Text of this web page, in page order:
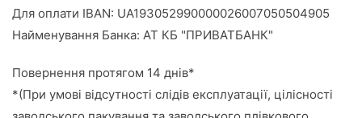
Для оплати IBAN: UA193052990000026007050504905
Найменування Банка: АТ КБ "ПРИВАТБАНК"
Повернення протягом 14 днів*
*(При умові відсутності слідів експлуатації, цілісності